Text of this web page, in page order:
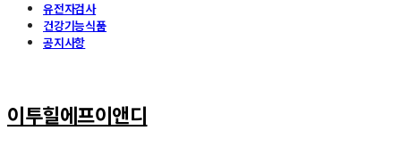
유전자검사
건강기능식품
공지사항
이투힐에프이앤디